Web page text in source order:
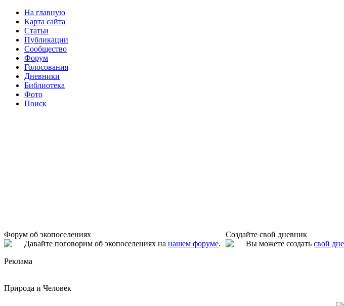
На главную
Карта сайта
Статьи
Публикации
Сообщество
Форум
Голосования
Дневники
Библиотека
Фото
Поиск
Форум об экопоселениях
Давайте поговорим об экопоселениях на нашем форуме.
Создайте свой дневник
Вы можете создать свой
Реклама
Природа и Человек